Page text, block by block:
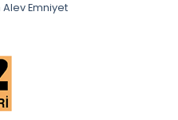
Alev Emniyet